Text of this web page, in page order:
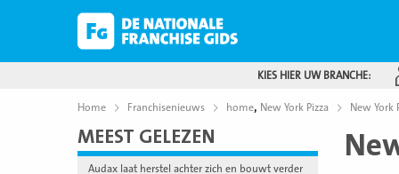
KIES HIER UW BRANCHE:
Home Franchisenieuws home, New York Pizza New
MEEST GELEZEN
Audax laat herstel achter zich en bouwt verder